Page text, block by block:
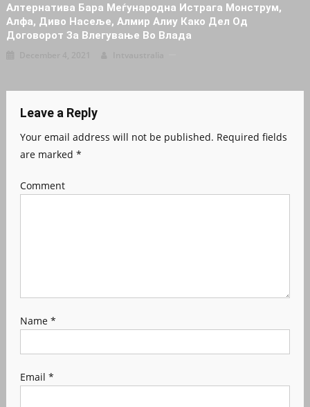
Алтернатива Бара Меѓународна Истpaга Moнструм,
Алфа, Диво Насеље, Алмир Алиу Како Дел Од
Договорот За Влегување Во Влада
Leave a Reply
Your email address will not be published. Required fields
are marked *
Comment
Name *
Email *